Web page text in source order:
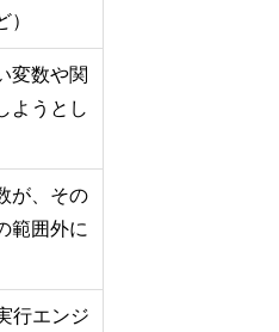
）
変数や関
ようとし
が、その
範囲外に
行エンジ